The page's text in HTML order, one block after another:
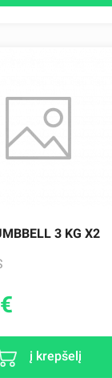
3 KG X2
€
į krepšelį